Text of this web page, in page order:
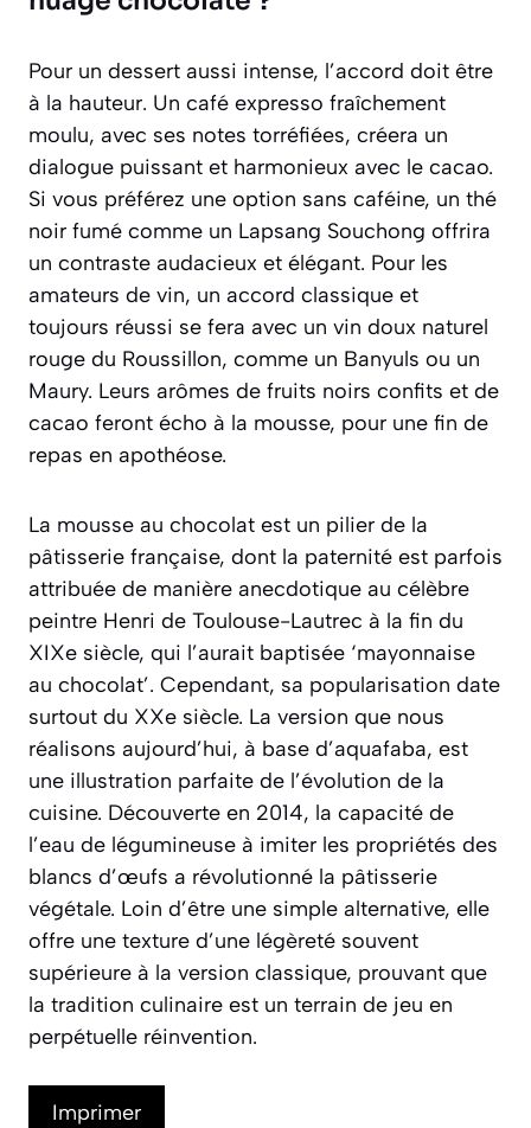
Pour un dessert aussi intense, l’accord doit être
à la hauteur. Un café expresso fraîchement
moulu, avec ses notes torréfiées, créera un
dialogue puissant et harmonieux avec le cacao.
Si vous préférez une option sans caféine, un thé
noir fumé comme un Lapsang Souchong offrira
un contraste audacieux et élégant. Pour les
amateurs de vin, un accord classique et
toujours réussi se fera avec un vin doux naturel
rouge du Roussillon, comme un Banyuls ou un
Maury. Leurs arômes de fruits noirs confits et de
cacao feront écho à la mousse, pour une fin de
repas en apothéose.
La mousse au chocolat est un pilier de la
pâtisserie française, dont la paternité est parfois
attribuée de manière anecdotique au célèbre
peintre Henri de Toulouse-Lautrec à la fin du
XIXe siècle, qui l’aurait baptisée ‘mayonnaise
au chocolat’. Cependant, sa popularisation date
surtout du XXe siècle. La version que nous
réalisons aujourd’hui, à base d’aquafaba, est
une illustration parfaite de l’évolution de la
cuisine. Découverte en 2014, la capacité de
l’eau de légumineuse à imiter les propriétés des
blancs d’œufs a révolutionné la pâtisserie
végétale. Loin d’être une simple alternative, elle
offre une texture d’une légèreté souvent
supérieure à la version classique, prouvant que
la tradition culinaire est un terrain de jeu en
perpétuelle réinvention.
Imprimer